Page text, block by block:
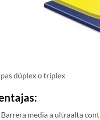
dúplex o tríplex
Barrera media a ultraalta